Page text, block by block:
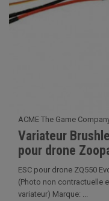
ACME The Game
Variateur
pour drone
ESC pour drone ZQ550
(Photo non contractuelle
variateur) Marque: ...